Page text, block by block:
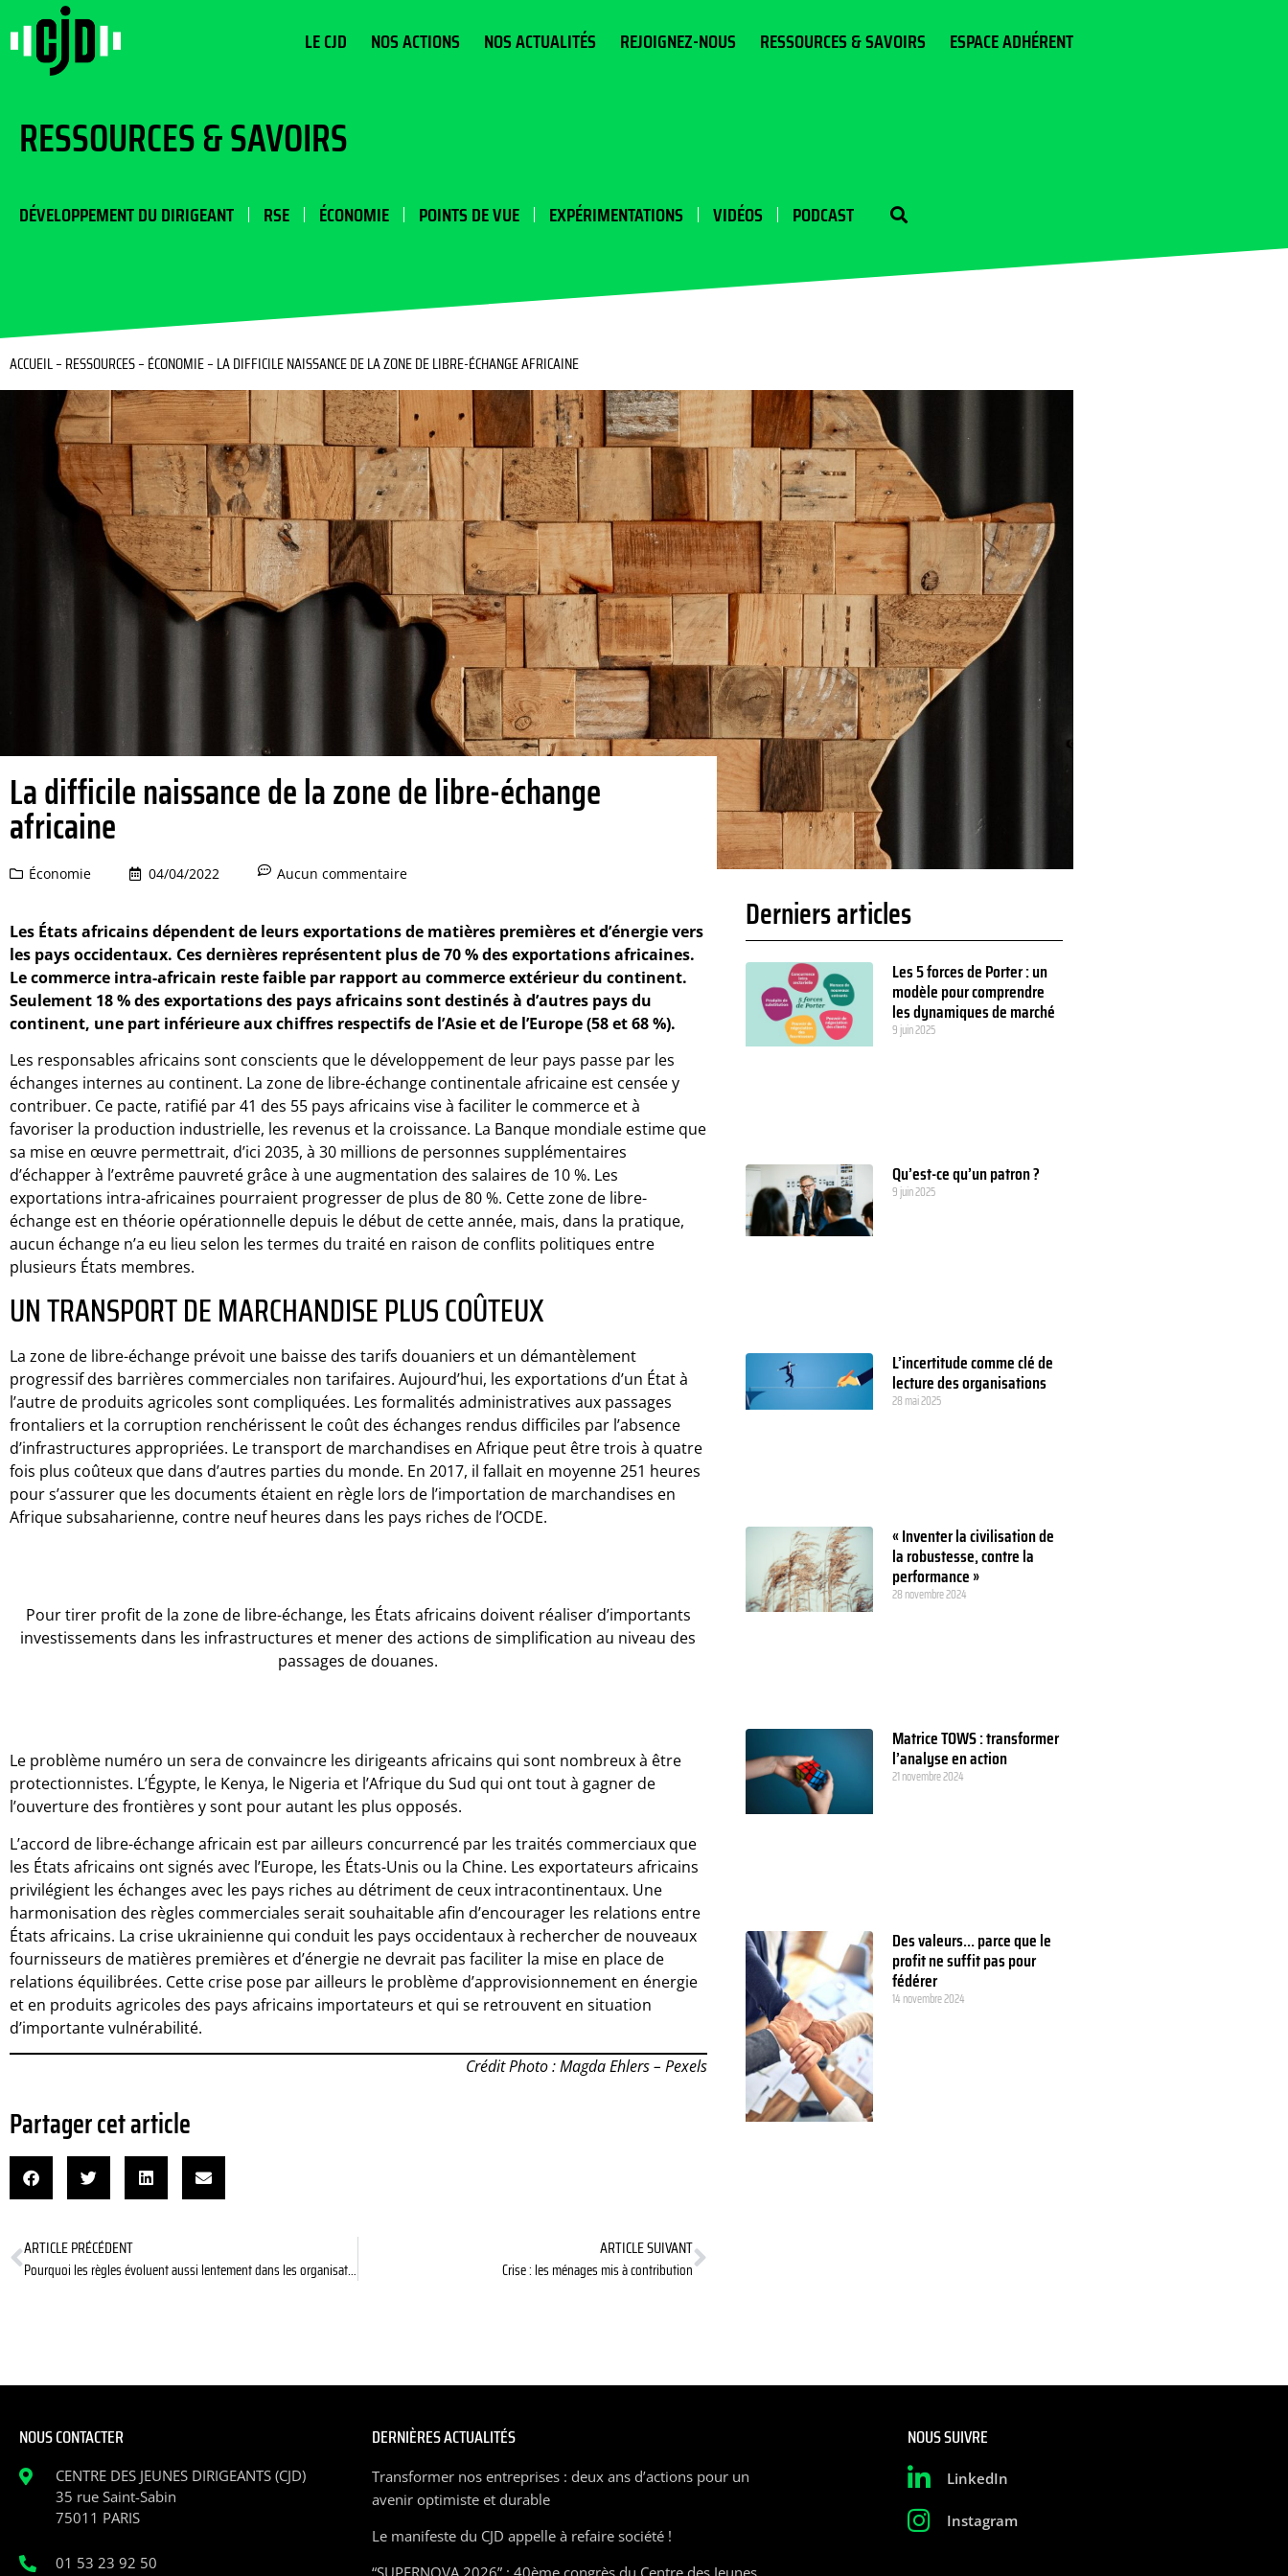
LE CJD NOS ACTIONS NOS ACTUALITÉS REJOIGNEZ-NOUS RESSOURCES & SAVOIRS ESPACE ADHÉRENT
RESSOURCES & SAVOIRS
DÉVELOPPEMENT DU DIRIGEANT RSE ÉCONOMIE POINTS DE VUE EXPÉRIMENTATIONS VIDÉOS PODCAST
ACCUEIL– RESSOURCES– ÉCONOMIE– LA DIFFICILE NAISSANCE DE LA ZONE DE LIBRE-ÉCHANGE AFRICAINE
La difficile naissance de la zone de libre-échange
africaine
Économie 04/04/2022 Aucun commentaire
Les États africains dépendent de leurs exportations de matières premières et d’énergie vers
les pays occidentaux. Ces dernières représentent plus de 70 % des exportations africaines.
Le commerce intra-africain reste faible par rapport au commerce extérieur du continent.
Seulement 18 % des exportations des pays africains sont destinés à d’autres pays du
continent, une part inférieure aux chiffres respectifs de l’Asie et de l’Europe (58 et 68 %).
Les responsables africains sont conscients que le développement de leur pays passe par les
échanges internes au continent. La zone de libre-échange continentale africaine est censée y
contribuer. Ce pacte, ratifié par 41 des 55 pays africains vise à faciliter le commerce et à
favoriser la production industrielle, les revenus et la croissance. La Banque mondiale estime que
sa mise en œuvre permettrait, d’ici 2035, à 30 millions de personnes supplémentaires
d’échapper à l’extrême pauvreté grâce à une augmentation des salaires de 10 %. Les
exportations intra-africaines pourraient progresser de plus de 80 %. Cette zone de libre-
échange est en théorie opérationnelle depuis le début de cette année, mais, dans la pratique,
aucun échange n’a eu lieu selon les termes du traité en raison de conflits politiques entre
plusieurs États membres.
UN TRANSPORT DE MARCHANDISE PLUS COÛTEUX
La zone de libre-échange prévoit une baisse des tarifs douaniers et un démantèlement
progressif des barrières commerciales non tarifaires. Aujourd’hui, les exportations d’un État à
l’autre de produits agricoles sont compliquées. Les formalités administratives aux passages
frontaliers et la corruption renchérissent le coût des échanges rendus difficiles par l’absence
d’infrastructures appropriées. Le transport de marchandises en Afrique peut être trois à quatre
fois plus coûteux que dans d’autres parties du monde. En 2017, il fallait en moyenne 251 heures
pour s’assurer que les documents étaient en règle lors de l’importation de marchandises en
Afrique subsaharienne, contre neuf heures dans les pays riches de l’OCDE.
Pour tirer profit de la zone de libre-échange, les États africains doivent réaliser d’importants
investissements dans les infrastructures et mener des actions de simplification au niveau des
passages de douanes.
Le problème numéro un sera de convaincre les dirigeants africains qui sont nombreux à être
protectionnistes. L’Égypte, le Kenya, le Nigeria et l’Afrique du Sud qui ont tout à gagner de
l’ouverture des frontières y sont pour autant les plus opposés.
L’accord de libre-échange africain est par ailleurs concurrencé par les traités commerciaux que
les États africains ont signés avec l’Europe, les États-Unis ou la Chine. Les exportateurs africains
privilégient les échanges avec les pays riches au détriment de ceux intracontinentaux. Une
harmonisation des règles commerciales serait souhaitable afin d’encourager les relations entre
États africains. La crise ukrainienne qui conduit les pays occidentaux à rechercher de nouveaux
fournisseurs de matières premières et d’énergie ne devrait pas faciliter la mise en place de
relations équilibrées. Cette crise pose par ailleurs le problème d’approvisionnement en énergie
et en produits agricoles des pays africains importateurs et qui se retrouvent en situation
d’importante vulnérabilité.
Crédit Photo : Magda Ehlers – Pexels
Partager cet article
ARTICLE PRÉCÉDENT
Pourquoi les règles évoluent aussi lentement dans les organisations ?
ARTICLE SUIVANT
Crise : les ménages mis à contribution
Derniers articles
Les 5 forces de Porter : un
modèle pour comprendre
les dynamiques de marché
9 juin 2025
Qu’est-ce qu’un patron ?
9 juin 2025
L’incertitude comme clé de
lecture des organisations
28 mai 2025
« Inventer la civilisation de
la robustesse, contre la
performance »
28 novembre 2024
Matrice TOWS : transformer
l’analyse en action
21 novembre 2024
Des valeurs… parce que le
profit ne suffit pas pour
fédérer
14 novembre 2024
NOUS CONTACTER
CENTRE DES JEUNES DIRIGEANTS (CJD)
35 rue Saint-Sabin
75011 PARIS
01 53 23 92 50
DERNIÈRES ACTUALITÉS
Transformer nos entreprises : deux ans d’actions pour un
avenir optimiste et durable
Le manifeste du CJD appelle à refaire société !
NOUS SUIVRE
LinkedIn
Instagram